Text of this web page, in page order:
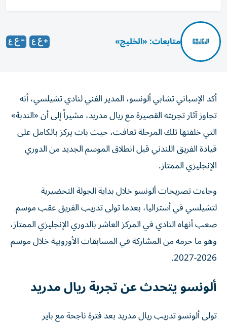
متابعات: «الخليج»
أكد الإسباني تشابي ألونسو، المدير الفني لنادي تشيلسي، أنه
تجاوز آثار تجربته القصيرة مع ريال مدريد، مشيراً إلى أن «الندبة»
التي خلفتها تلك المرحلة تعافت، حيث بات يركز بالكامل على
قيادة الفريق اللندني قبل انطلاق الموسم الجديد من الدوري
الإنجليزي الممتاز.
وجاءت تصريحات ألونسو خلال بداية الجولة التحضيرية
لتشيلسي في أستراليا، بعدما تولى تدريب الفريق عقب موسم
صعب أنهاه النادي في المركز العاشر بالدوري الإنجليزي الممتاز،
وهو ما حرمه من المشاركة في المسابقات الأوروبية خلال موسم
2026-2027.
ألونسو يتحدث عن تجربة ريال مدريد
تولى ألونسو تدريب ريال مدريد بعد فترة ناجحة مع باير